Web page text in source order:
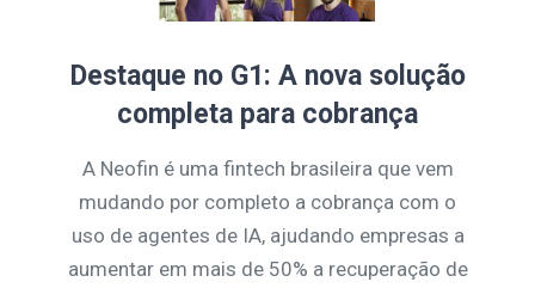
Destaque no G1: A nova solução
completa para cobrança
A Neofin é uma fintech brasileira que vem
mudando por completo a cobrança com o
uso de agentes de IA, ajudando empresas a
aumentar em mais de 50% a recuperação de